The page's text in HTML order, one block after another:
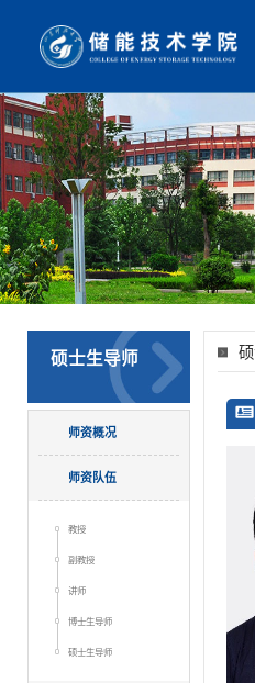
硕士生导师
师资概况
师资队伍
教授
副教授
讲师
博士生导师
硕士生导师